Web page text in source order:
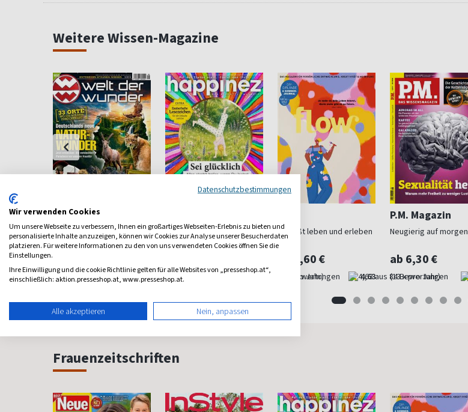
Weitere Wissen-Magazine
4,00
Welt der Wunder
Entdecken und Staunen
(monatlich) 4,68
Mindstyle Magazin
(8 x pro Jahr) 4,80
Bewußt leben und erleben
ab 9,60 €
(8 x pro Jahr) 4,63
P.M. Magazin
Neugierig auf morgen
ab 6,30 €
(13 x pro Jahr)
Frauenzeitschriften
Datenschutzbestimmungen
Wir verwenden Cookies
Um unsere Webseite zu verbessern, Ihnen ein großartiges Webseiten-Erlebnis zu bieten und
personalisierte Inhalte anzuzeigen, können wir Cookies zur Analyse unserer Besucherdaten
platzieren. Für weitere Informationen zu den von uns verwendeten Cookies öffnen Sie die
Einstellungen.
Ihre Einwilligung und die cookie Richtlinie gelten für alle Websites von „presseshop.at“,
einschließlich: aktion.presseshop.at, www.presseshop.at.
Alle akzeptieren Nein, anpassen